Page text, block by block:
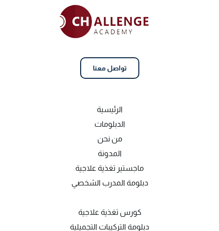
تواصل معنا
الرئيسية
الدبلومات
من نحن
المدونة
ماجستير تغذية علاجية
دبلومة المدرب الشخصي
كورس تغذية علاجية
دبلومة التركيبات التجميلية